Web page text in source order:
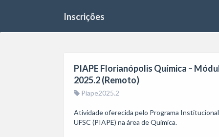
Inscrições
PIAPE Florianópolis Química –
2025.2 (Remoto)
Piape2025.2
Atividade oferecida pelo Programa
UFSC (PIAPE) na área de Química.